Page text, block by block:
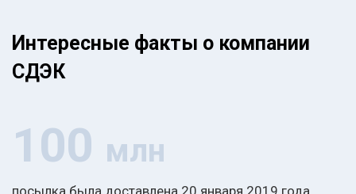
Интересные факты о компании
СДЭК
100 млн
посылка была доставлена 20 января 2019 года